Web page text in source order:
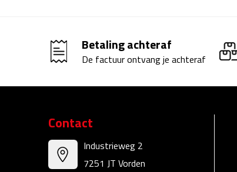
Betaling achteraf
De factuur ontvang je achteraf
Contact
Industrieweg 2
7251 JT Vorden